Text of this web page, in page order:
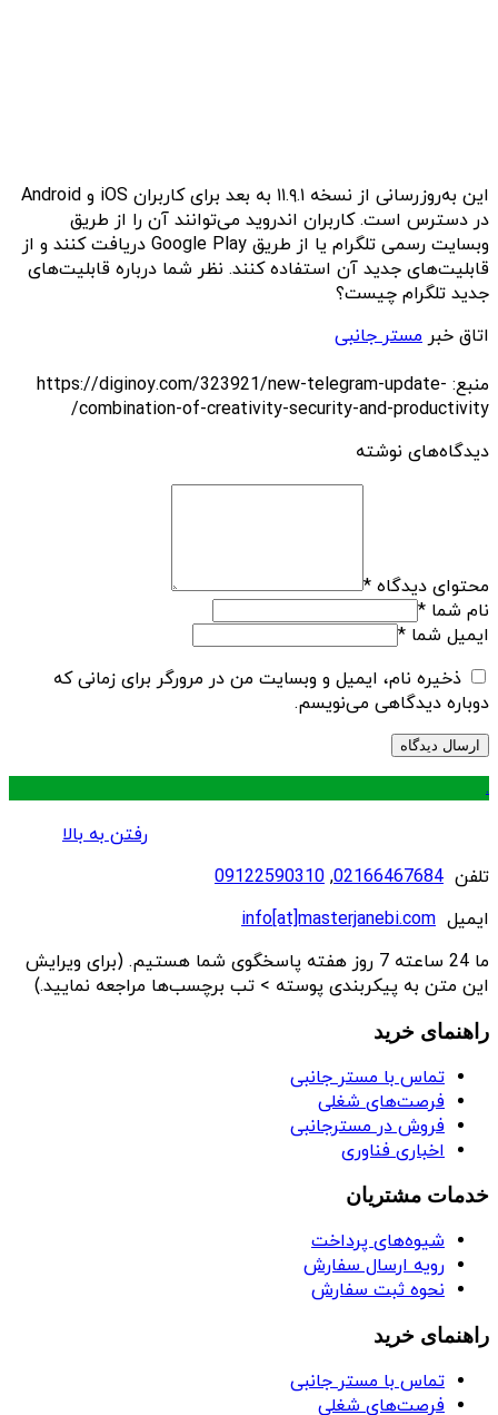
این به‌روزرسانی از نسخه ۱۱.۹.۱ به بعد برای کاربران iOS و Android
در دسترس است. کاربران اندروید می‌توانند آن را از طریق
وبسایت رسمی تلگرام یا از طریق Google Play دریافت کنند و از
قابلیت‌های جدید آن استفاده کنند. نظر شما درباره قابلیت‌های
جدید تلگرام چیست؟
اتاق خبر مستر جانبی
منبع: https://diginoy.com/323921/new-telegram-update-
combination-of-creativity-security-and-productivity/
دیدگاه‌های نوشته
محتوای دیدگاه *
نام شما *
ایمیل شما *
ذخیره نام، ایمیل و وبسایت من در مرورگر برای زمانی که
دوباره دیدگاهی می‌نویسم.
.
رفتن به بالا
تلفن 02166467684
,
09122590310
ایمیل info[at]masterjanebi.com
ما 24 ساعته 7 روز هفته پاسخگوی شما هستیم. (برای ویرایش
این متن به پیکربندی پوسته > تب برچسب‌ها مراجعه نمایید.)
راهنمای خرید
تماس با مستر جانبی
فرصت‌های شغلی
فروش در مسترجانبی
اخباری فناوری
خدمات مشتریان
شیوه‌های پرداخت
رویه ارسال سفارش
نحوه ثبت سفارش
راهنمای خرید
تماس با مستر جانبی
فرصت‌های شغلی